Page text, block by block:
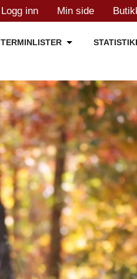
Logg inn Min side
TERMINLISTER